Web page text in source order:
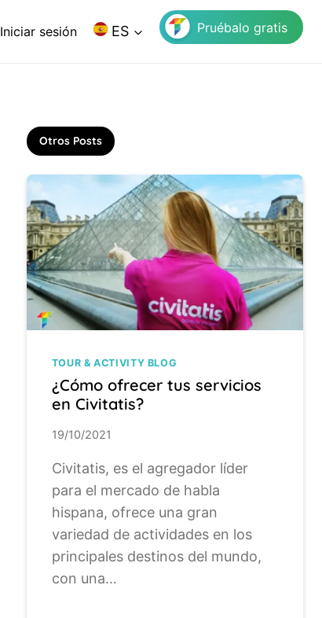
Iniciar sesión ES Pruébalo gratis
Otros Posts
TOUR & ACTIVITY BLOG
¿Cómo ofrecer tus servicios
en Civitatis?
19/10/2021
Civitatis, es el agregador líder
para el mercado de habla
hispana, ofrece una gran
variedad de actividades en los
principales destinos del mundo,
con una…